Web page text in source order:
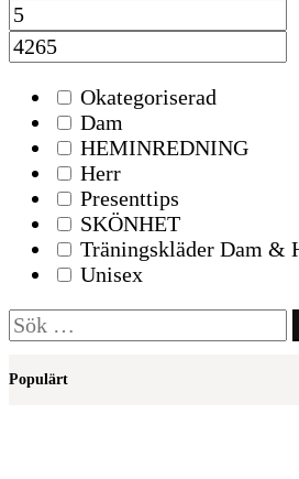
Okategoriserad
Dam
HEMINREDNING
Herr
Presenttips
SKÖNHET
Träningskläder Dam &
Unisex
Sök
efter:
Populärt